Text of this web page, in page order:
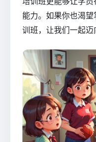
能力。如果你也渴
训班，让我们一起迈